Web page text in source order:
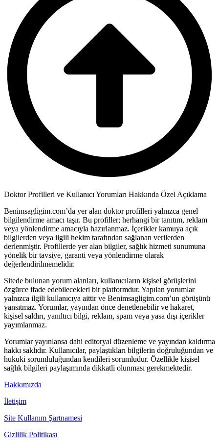
Doktor Profilleri ve Kullanıcı Yorumları Hakkında Özel Açıklama
Benimsagligim.com’da yer alan doktor profilleri yalnızca genel
bilgilendirme amacı taşır. Bu profiller; herhangi bir tanıtım, reklam
veya yönlendirme amacıyla hazırlanmaz. İçerikler kamuya açık
bilgilerden veya ilgili hekim tarafından sağlanan verilerden
derlenmiştir. Profillerde yer alan bilgiler, sağlık hizmeti sunumuna
yönelik bir tavsiye, garanti veya yönlendirme olarak
değerlendirilmemelidir.
Sitede bulunan yorum alanları, kullanıcıların kişisel görüşlerini
özgürce ifade edebilecekleri bir platformdur. Yapılan yorumlar
yalnızca ilgili kullanıcıya aittir ve Benimsagligim.com’un görüşünü
yansıtmaz. Yorumlar, yayından önce denetlenebilir ve hakaret,
kişisel saldırı, yanıltıcı bilgi, reklam, spam veya yasa dışı içerikler
yayımlanmaz.
Yorumlar yayınlansa dahi editoryal düzenleme ve yayından kaldırma
hakkı saklıdır. Kullanıcılar, paylaştıkları bilgilerin doğruluğundan ve
hukuki sorumluluğundan kendileri sorumludur. Özellikle kişisel
sağlık bilgileri paylaşımında dikkatli olunması gerekmektedir.
Hakkımızda
İletişim
Site Kullanım Şartnamesi
Gizlilik Politikası